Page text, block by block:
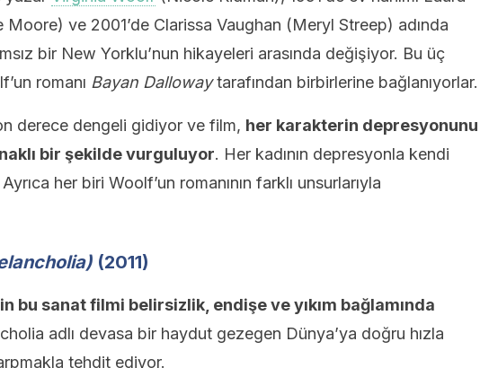
Moore) ve 2001’de Clarissa Vaughan (Meryl Streep) adında
bir New Yorklu’nun hikayeleri arasında değişiyor. Bu üç
romanı Bayan Dallowaytarafından birbirlerine bağlanıyorlar.
derece dengeli gidiyor ve film, her karakterin depresyonunu
bir şekilde vurguluyor. Her kadının depresyonla kendi
her biri Woolf’un romanının farklı unsurlarıyla
(2011)
bu sanat filmi belirsizlik, endişe ve yıkım bağlamında
adlı devasa bir haydut gezegen Dünya’ya doğru hızla
tehdit ediyor.